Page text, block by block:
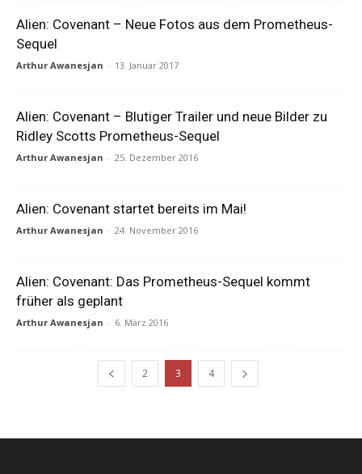
Alien: Covenant – Neue Fotos aus dem Prometheus-
Sequel
Arthur Awanesjan - 13. Januar 2017
Alien: Covenant – Blutiger Trailer und neue Bilder zu
Ridley Scotts Prometheus-Sequel
Arthur Awanesjan - 25. Dezember 2016
Alien: Covenant startet bereits im Mai!
Arthur Awanesjan - 24. November 2016
Alien: Covenant: Das Prometheus-Sequel kommt
früher als geplant
Arthur Awanesjan - 6. März 2016
2 3 4